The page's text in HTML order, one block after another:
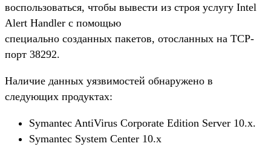
воспользоваться, чтобы вывести из строя услугу Intel
Alert Handler с помощью
специально созданных пакетов, отосланных на TCP-
порт 38292.
Наличие данных уязвимостей обнаружено в
следующих продуктах:
Symantec AntiVirus Corporate Edition Server 10.x.
Symantec System Center 10.x